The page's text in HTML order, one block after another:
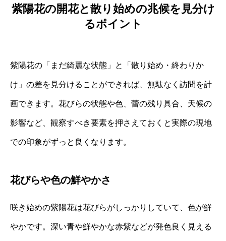
紫陽花の開花と散り始めの兆候を見分け
るポイント
紫陽花の「まだ綺麗な状態」と「散り始め・終わりか
け」の差を見分けることができれば、無駄なく訪問を計
画できます。花びらの状態や色、蕾の残り具合、天候の
影響など、観察すべき要素を押さえておくと実際の現地
での印象がずっと良くなります。
花びらや色の鮮やかさ
咲き始めの紫陽花は花びらがしっかりしていて、色が鮮
やかです。深い青や鮮やかな赤紫などが発色良く見える